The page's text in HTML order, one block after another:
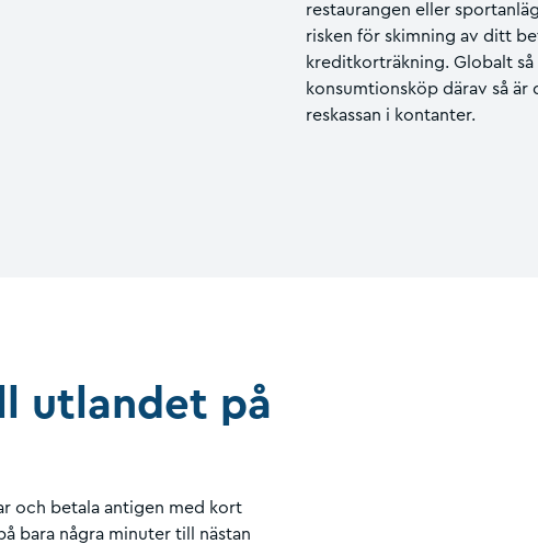
restaurangen eller
risken för skimning av ditt
kreditkorträkning. Globalt
konsumtionsköp därav så
reskassan i kontanter.
utlandet på
och betala antigen med kort
bara några minuter till nästan